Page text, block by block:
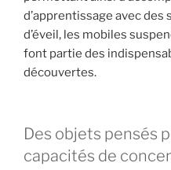
d’apprentissage avec
d’éveil, les mobiles
font partie des
découvertes.
Des objets pensés
capacités de